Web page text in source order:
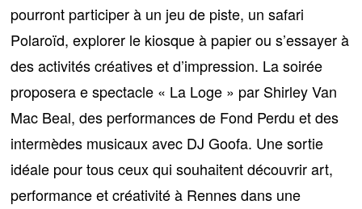
pourront participer à un jeu de piste, un safari
Polaroïd, explorer le kiosque à papier ou s’essayer à
des activités créatives et d’impression. La soirée
proposera e spectacle « La Loge » par Shirley Van
Mac Beal, des performances de Fond Perdu et des
intermèdes musicaux avec DJ Goofa. Une sortie
idéale pour tous ceux qui souhaitent découvrir art,
performance et créativité à Rennes dans une